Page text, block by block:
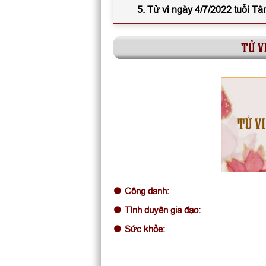
5. Tử vi ngày 4/7/2022 tuổi
tử vi
TỬ
Công danh:
Tình duyên gia đạo:
Sức khỏe: